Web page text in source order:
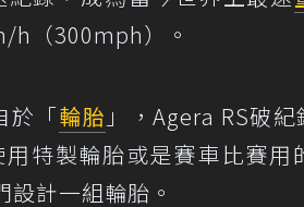
h（300mph）。
於「輪胎 」，Agera RS破
特製輪胎或是賽車比賽用
計一組輪胎。